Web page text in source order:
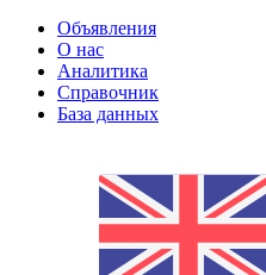
Объявления
О нас
Аналитика
Справочник
База данных